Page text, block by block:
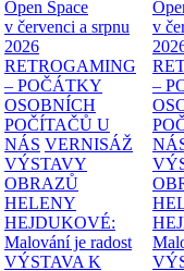
Open Space
v červenci a srpnu
2026
RETROGAMING
– POČÁTKY
OSOBNÍCH
POČÍTAČŮ U
NÁS VERNISÁŽ
VÝSTAVY
OBRAZŮ
HELENY
HEJDUKOVÉ:
Malování je radost
VÝSTAVA K
v
–